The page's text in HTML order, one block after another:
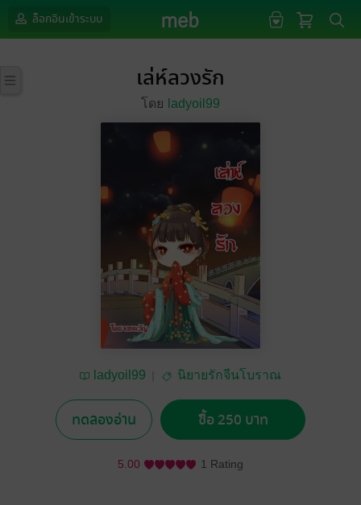
ล็อกอินเข้าระบบ
เล่ห์ลวงรัก
โดย ladyoil99
ladyoil99 นิยายรักจีนโบราณ
ทดลองอ่าน ซื้อ 250 บาท
5.00 1 Rating